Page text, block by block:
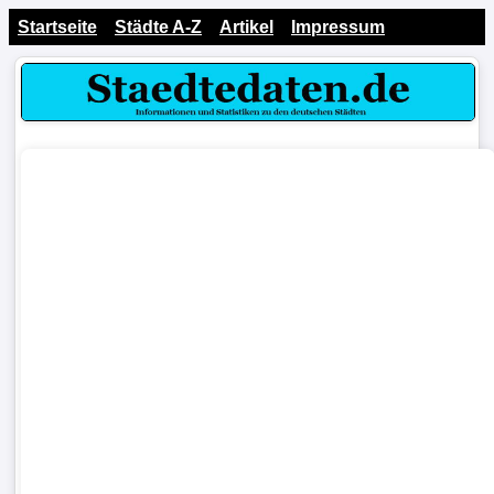
Startseite Städte A-Z Artikel Impressum